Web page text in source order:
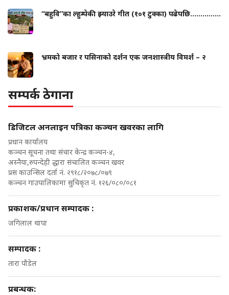
“बहुवि”का ल्हुम्पेकी झ्याउरे गीत (१०१ टुक्का) पढेपछि...............
भ्रमको बजार र पसिनाको दर्शन एक जनशास्त्रीय विमर्श – २
सम्पर्क ठेगाना
डिजिटल अनलाइन पत्रिका कञ्चन खवरका लागि
प्रधान कार्यालय
कञ्चन सूचना तथा संचार केन्द्र कञ्चन-४,
अस्नैया,रुपन्देही द्धारा संचालित कञ्चन खवर
प्रस काउन्सिल दर्ता नं. २९१८/२०७८/०७९
कञ्चन गाउपालिकामा सुचिकृत नं. १२६/०८०/०८१
प्रकाशक/प्रधान सम्पादक :
जगिलाल थापा
सम्पादक :
तारा पौडेल
प्रबन्धक: